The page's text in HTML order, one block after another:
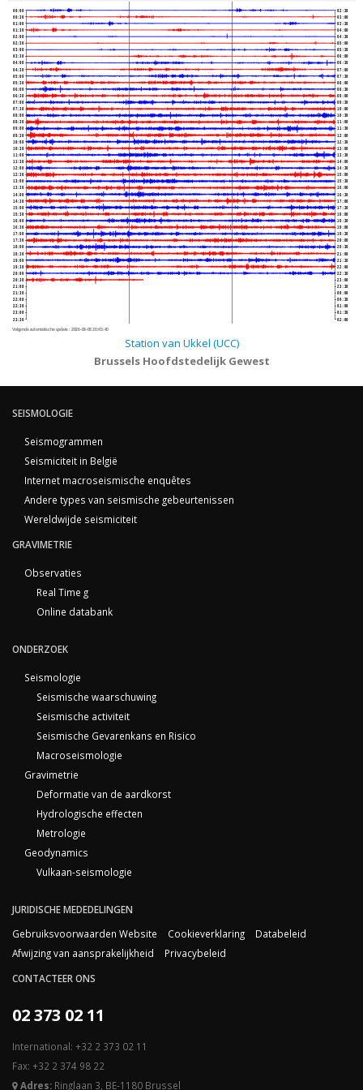
00:00
00:30
01:00
01:30
02:00
02:30
03:00
03:30
04:00
04:30
05:00
05:30
06:00
06:30
07:00
07:30
08:00
08:30
09:00
09:30
10:00
10:30
11:00
11:30
12:00
12:30
13:00
13:30
14:00
14:30
15:00
15:30
16:00
16:30
17:00
17:30
18:00
18:30
19:00
19:30
20:00
20:30
21:00
21:30
22:00
22:30
23:00
23:30
02:30
03:00
03:30
04:00
04:30
05:00
05:30
06:00
06:30
07:00
07:30
08:00
08:30
09:00
09:30
10:00
10:30
11:00
11:30
12:00
12:30
13:00
13:30
14:00
14:30
15:00
15:30
16:00
16:30
17:00
17:30
18:00
18:30
19:00
19:30
20:00
20:30
21:00
21:30
22:00
22:30
23:00
23:30
00:00
00:30
01:00
01:30
02:00
Volgende automatische update : 2026-08-08 20:45:40
Station van Ukkel (UCC)
Brussels Hoofdstedelijk Gewest
SEISMOLOGIE
Seismogrammen
Seismiciteit in België
Internet macroseismische enquêtes
Andere types van seismische gebeurtenissen
Wereldwijde seismiciteit
GRAVIMETRIE
Observaties
Real Time g
Online databank
ONDERZOEK
Seismologie
Seismische waarschuwing
Seismische activiteit
Seismische Gevarenkans en Risico
Macroseismologie
Gravimetrie
Deformatie van de aardkorst
Hydrologische effecten
Metrologie
Geodynamics
Vulkaan-seismologie
JURIDISCHE MEDEDELINGEN
Gebruiksvoorwaarden Website
Cookieverklaring
Databeleid
Afwijzing van aansprakelijkheid
Privacybeleid
CONTACTEER ONS
02 373 02 11
International: +32 2 373 02 11
Fax: +32 2 374 98 22
Adres: Ringlaan 3, BE-1180 Brussel